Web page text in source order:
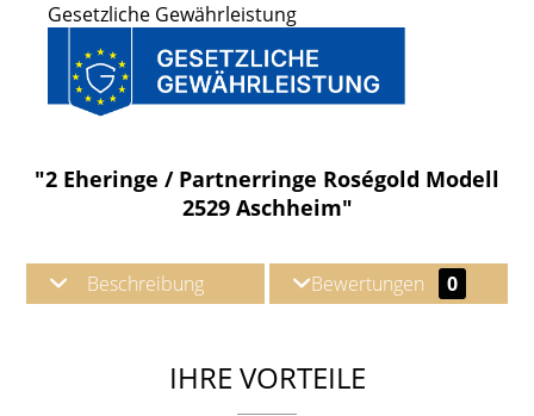
Gesetzliche Gewährleistung
"2 Eheringe / Partnerringe Roségold Modell
2529 Aschheim"
Beschreibung Bewertungen 0
IHRE VORTEILE